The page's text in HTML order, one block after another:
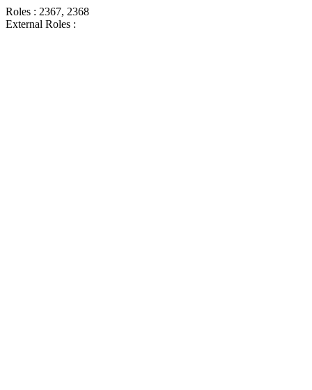
Roles : 2367, 2368
External Roles :